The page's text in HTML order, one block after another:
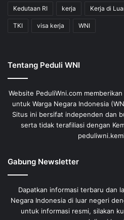
Kedutaan RI kerja Kerja di
TKI visa kerja WNI
Tentang Peduli WNI
Website PeduliWni.com
untuk Warga Negara Indonesia
Situs ini bersifat independen dan
serta tidak terafiliasi dengan
Gabung Newsletter
Dapatkan informasi terbaru dan
Negara Indonesia di luar negeri
untuk informasi resmi, silakan